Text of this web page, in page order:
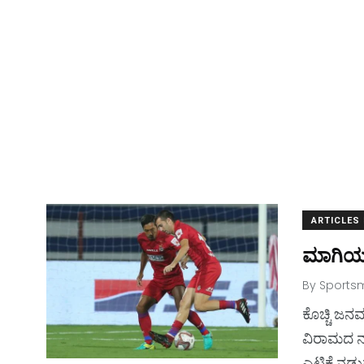
ARTICLES
ಮಾಗಿಯ
By
ಕೊಚ್ಚಿ
ವಿರಾಮದ
Dessert
2
Breakfast
2